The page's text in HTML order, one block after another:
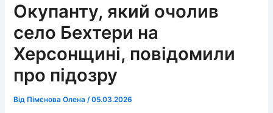
Окупанту, який очолив
село Бехтери на
Херсонщині, повідомили
про підозру
Від Пімєнова Олена/05.03.2026